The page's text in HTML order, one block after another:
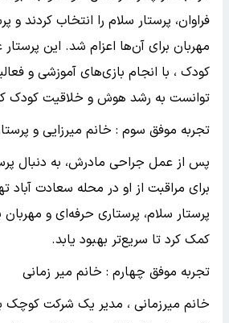
فراوان، پرستار سلام را انتخاب کردند و
مهربان برای آن‌ها اعزام شد. این پرستار
کودک ، با انجام بازی‌های آموزشی و
توانست به رشد هوش و خلاقیت کودک
تجربه موفق سوم : خانم میرزایی و
پس از عمل جراحی مادرش، به دنبال
برای مراقبت از او در محله سعادت آباد
پرستار سلام، پرستاری حرفه‌ای و
کمک کرد تا سریع‌تر بهبود یابد.
تجربه موفق چهارم : خانم میر زمانی
خانم میرزمانی ، مدیر یک شرکت کوچک